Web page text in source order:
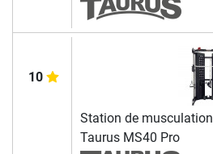
10
Station de musculation
Taurus MS40 Pro